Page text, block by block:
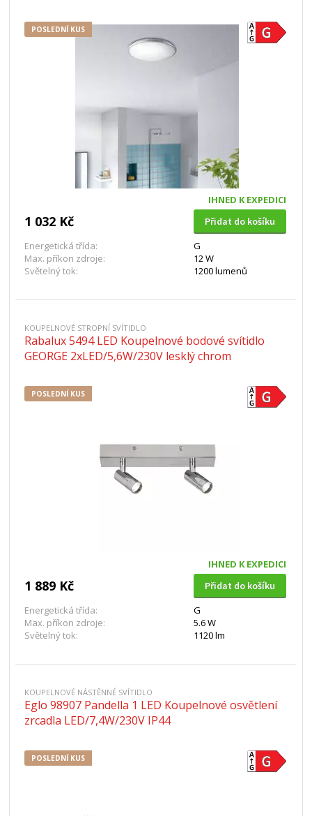
POSLEDNÍ KUS
IHNED K EXPEDICI
1 032 Kč
Přidat do košíku
Energetická třída:
G
Max. příkon zdroje:
12 W
Světelný tok:
1200 lumenů
KOUPELNOVÉ STROPNÍ SVÍTIDLO
Rabalux 5494 LED Koupelnové bodové svítidlo
GEORGE 2xLED/5,6W/230V lesklý chrom
POSLEDNÍ KUS
IHNED K EXPEDICI
1 889 Kč
Přidat do košíku
Energetická třída:
G
Max. příkon zdroje:
5.6 W
Světelný tok:
1120 lm
KOUPELNOVÉ NÁSTĚNNÉ SVÍTIDLO
Eglo 98907 Pandella 1 LED Koupelnové osvětlení
zrcadla LED/7,4W/230V IP44
POSLEDNÍ KUS